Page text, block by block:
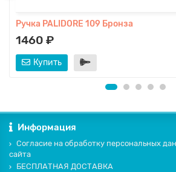
Ручка PALIDORE 109 Бронза
1460 ₽
Купить
Информация
Согласие на обработку персональных
сайта
БЕСПЛАТНАЯ ДОСТАВКА